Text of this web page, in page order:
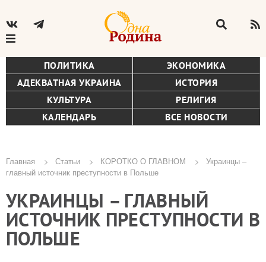
ПОЛИТИКА
ЭКОНОМИКА
АДЕКВАТНАЯ УКРАИНА
ИСТОРИЯ
КУЛЬТУРА
РЕЛИГИЯ
КАЛЕНДАРЬ
ВСЕ НОВОСТИ
Строка
навигации
Главная Статьи КОРОТКО О ГЛАВНОМ
Украинцы –
главный источник преступности в Польше
УКРАИНЦЫ – ГЛАВНЫЙ
ИСТОЧНИК ПРЕСТУПНОСТИ В
ПОЛЬШЕ